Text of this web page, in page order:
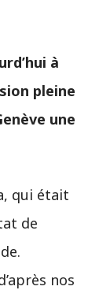
à
pleine
une
qui était
de
nos